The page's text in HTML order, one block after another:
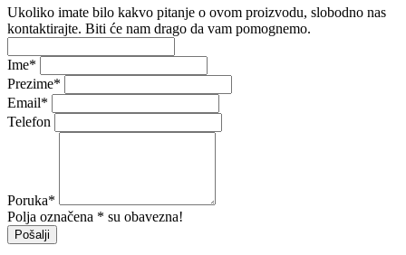
Ukoliko imate bilo kakvo pitanje o ovom proizvodu, slobodno nas
kontaktirajte. Biti će nam drago da vam pomognemo.
Ime*
Prezime*
Email*
Telefon
Poruka*
Polja označena * su obavezna!
Pošalji